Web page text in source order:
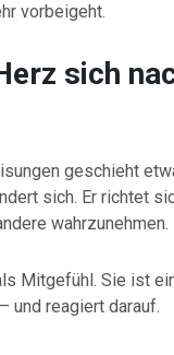
vorbeigeht.
sich
geschieht
sich. Er richtet
wahrzunehmen.
Mitgefühl. Sie ist
und reagiert darauf.